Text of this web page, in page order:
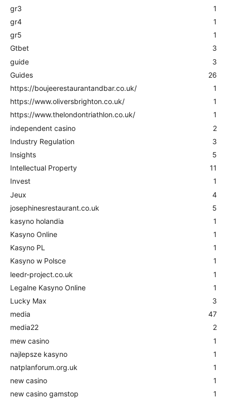
gr3
1
gr4
1
gr5
1
Gtbet
3
guide
3
Guides
26
https://boujeerestaurantandbar.co.uk/
1
https://www.oliversbrighton.co.uk/
1
https://www.thelondontriathlon.co.uk/
1
independent casino
2
Industry Regulation
3
Insights
5
Intellectual Property
11
Invest
1
Jeux
4
josephinesrestaurant.co.uk
5
kasyno holandia
1
Kasyno Online
1
Kasyno PL
1
Kasyno w Polsce
1
leedr-project.co.uk
1
Legalne Kasyno Online
1
Lucky Max
3
media
47
media22
2
mew casino
1
najlepsze kasyno
1
natplanforum.org.uk
1
new casino
1
new casino gamstop
1